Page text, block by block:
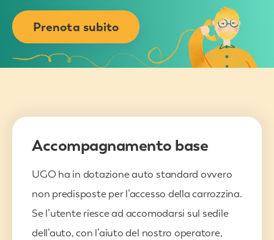
Prenota subito
Accompagnamento base
UGO ha in dotazione auto standard ovvero
non predisposte per l’accesso della carrozzina.
Se l’utente riesce ad accomodarsi sul sedile
dell’auto, con l’aiuto del nostro operatore,